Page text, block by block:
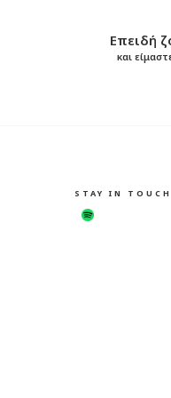
Επειδή
και
STAY IN TOUCH